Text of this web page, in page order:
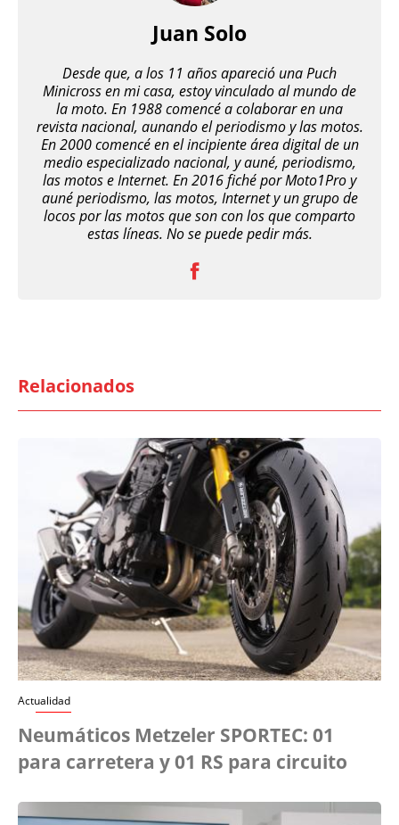
Juan Solo
Desde que, a los 11 años apareció una Puch
Minicross en mi casa, estoy vinculado al mundo de
la moto. En 1988 comencé a colaborar en una
revista nacional, aunando el periodismo y las motos.
En 2000 comencé en el incipiente área digital de un
medio especializado nacional, y auné, periodismo,
las motos e Internet. En 2016 fiché por Moto1Pro y
auné periodismo, las motos, Internet y un grupo de
locos por las motos que son con los que comparto
estas líneas. No se puede pedir más.
Relacionados
Actualidad
Neumáticos Metzeler SPORTEC: 01
para carretera y 01 RS para circuito